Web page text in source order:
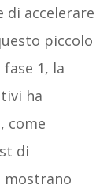
di accelerare
piccolo
1, la
ha
come
di
mostrano